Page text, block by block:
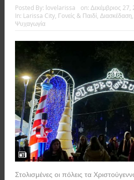
Posted By: lovelarissa on: Δεκέμβριος 27,
In: Larissa City, Γονείς & Παιδί, Διασκέδαση,
Ψυχαγωγία
Στολισμένες οι πόλεις τα